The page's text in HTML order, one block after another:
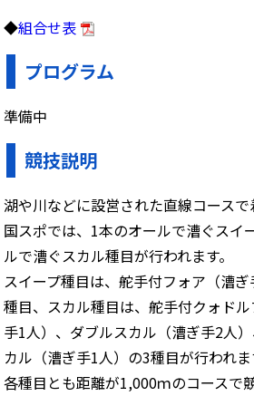
◆組合せ表
プログラム
準備中
競技説明
湖や川などに設営された直線コースで
国スポでは、1本のオールで漕ぐスイ
ルで漕ぐスカル種目が行われます。
スイープ種目は、舵手付フォア（漕
種目、スカル種目は、舵手付クォド
手1人）、ダブルスカル（漕ぎ手2人
カル（漕ぎ手1人）の3種目が行われま
各種目とも距離が1,000ｍのコースで